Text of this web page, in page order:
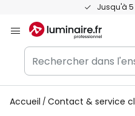
Jusqu'à
contenu
Rechercher
dans
l'ensemble
du
Accueil Contact & service